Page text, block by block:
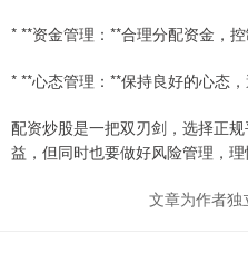
* **资金管理：**合理分配资金，控
* **心态管理：**保持良好的心态，
配资炒股是一把双刃剑，选择正
益，但同时也要做好风险管理，理
文章为作者独